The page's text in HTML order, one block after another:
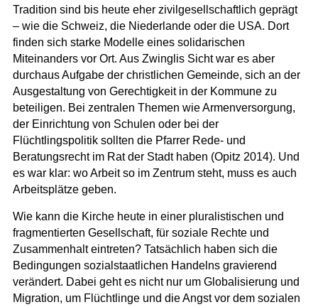
Tradition sind bis heute eher zivilgesellschaftlich geprägt
– wie die Schweiz, die Niederlande oder die USA. Dort
finden sich starke Modelle eines solidarischen
Miteinanders vor Ort. Aus Zwinglis Sicht war es aber
durchaus Aufgabe der christlichen Gemeinde, sich an der
Ausgestaltung von Gerechtigkeit in der Kommune zu
beteiligen. Bei zentralen Themen wie Armenversorgung,
der Einrichtung von Schulen oder bei der
Flüchtlingspolitik sollten die Pfarrer Rede- und
Beratungsrecht im Rat der Stadt haben (Opitz 2014). Und
es war klar: wo Arbeit so im Zentrum steht, muss es auch
Arbeitsplätze geben.
Wie kann die Kirche heute in einer pluralistischen und
fragmentierten Gesellschaft, für soziale Rechte und
Zusammenhalt eintreten? Tatsächlich haben sich die
Bedingungen sozialstaatlichen Handelns gravierend
verändert. Dabei geht es nicht nur um Globalisierung und
Migration, um Flüchtlinge und die Angst vor dem sozialen